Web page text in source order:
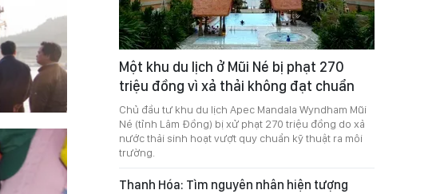
Một khu du lịch ở Mũi Né bị phạt 270
triệu đồng vì xả thải không đạt chuẩn
Chủ đầu tư khu du lịch Apec Mandala Wyndham Mũi
Né (tỉnh Lâm Đồng) bị xử phạt 270 triệu đồng do xả
nước thải sinh hoạt vượt quy chuẩn kỹ thuật ra môi
trường.
Thanh Hóa: Tìm nguyên nhân hiện tượng